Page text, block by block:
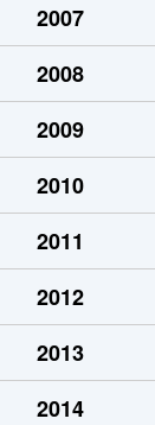
2007
2008
2009
2010
2011
2012
2013
2014